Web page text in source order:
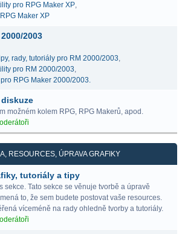
pro RPG Maker XP,
Maker XP
2003
rady, tutoriály pro RM 2000/2003,
pro RM 2000/2003,
RPG Maker 2000/2003.
diskuze
možném kolem RPG, RPG Makerů, apod.
RESOURCES, ÚPRAVA GRAFIKY
tutoriály a tipy
sekce. Tato sekce se věnuje tvorbě a úpravě
to, že sem budete postovat vaše resources.
víceméně na rady ohledně tvorby a tutoriály.